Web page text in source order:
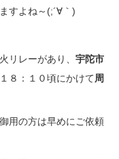
すよね～(;´∀｀)
リレーがあり、 宇陀市
８：１０頃にかけて周
用の方は早めにご依頼